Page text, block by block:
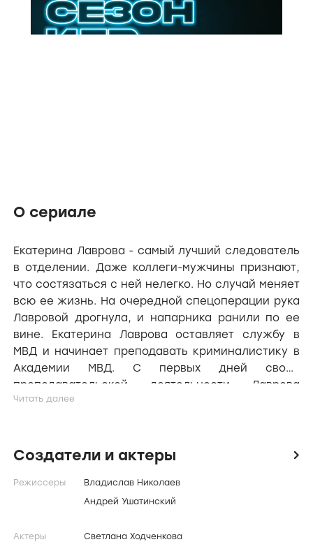
О сериале
Екатерина Лаврова - самый лучший следователь
в отделении. Даже коллеги-мужчины признают,
что состязаться с ней нелегко. Но случай меняет
всю ее жизнь. На очередной спецоперации рука
Лавровой дрогнула, и напарника ранили по ее
вине. Екатерина Лаврова оставляет службу в
МВД и начинает преподавать криминалистику в
Академии МВД. С первых дней своей
преподавательской деятельности Лаврова
успевает поразить всю академию: худшая по
запутанного дела. А все потому, что Лаврова
преподает по своему собственному методу.
Успехи Лавровой в академии не дают покоя
другим преподавателям, у нее появляются
Создатели и актеры icon
Режиссеры
Владислав Николаев
Андрей Ушатинский
Актеры Светлана Ходченкова